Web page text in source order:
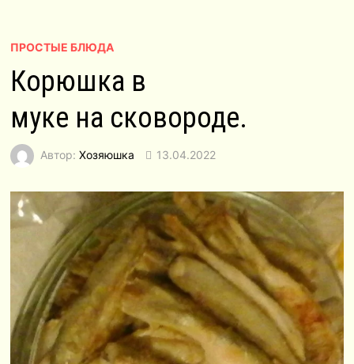
ПРОСТЫЕ БЛЮДА
Корюшка в
муке на сковороде.
Автор: Хозяюшка 13.04.2022